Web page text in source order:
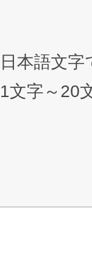
日本語文字
1文字～20